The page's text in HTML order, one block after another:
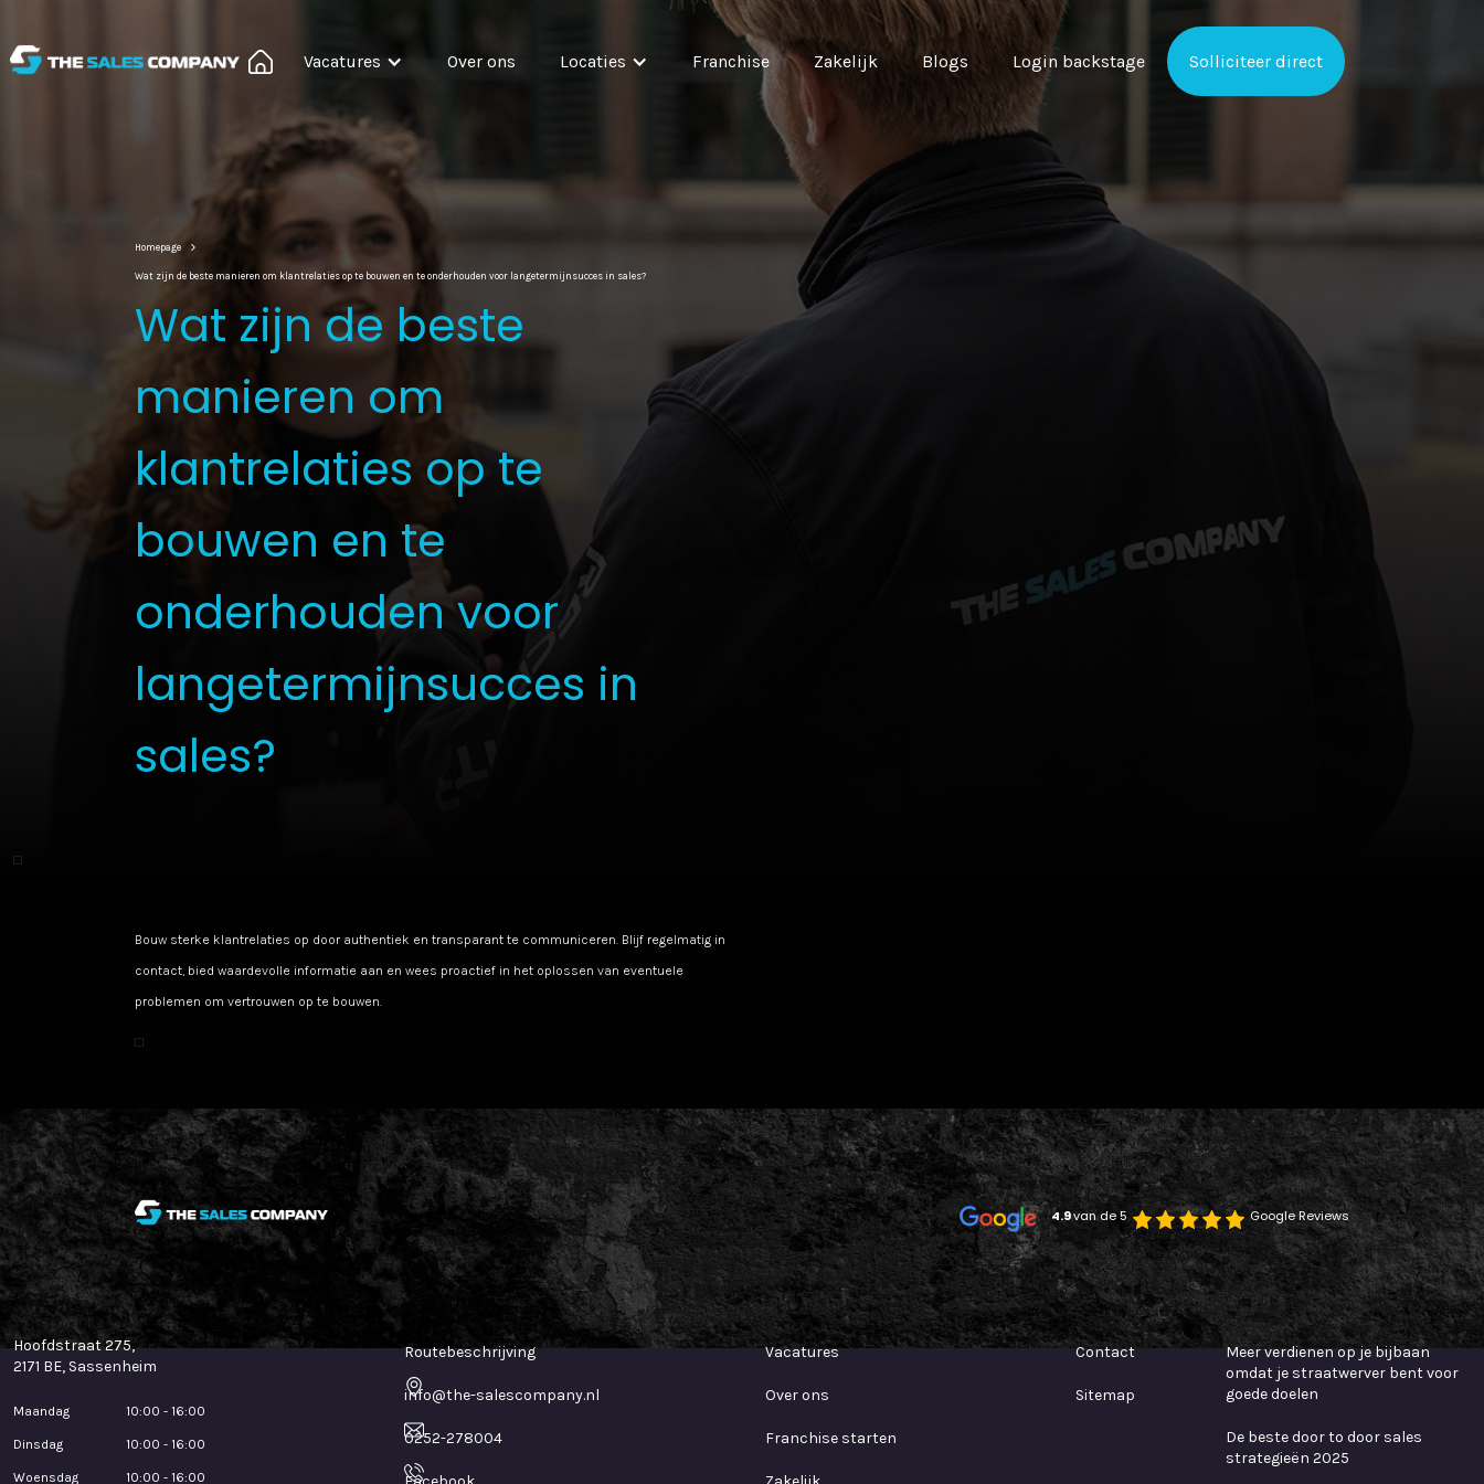
Vacatures Over ons Locaties Franchise Zakelijk Blogs Login backstage Solliciteer direct
Homepage
Wat zijn de beste manieren om klantrelaties op te bouwen en te onderhouden voor langetermijnsucces in sales?
Wat zijn de beste
manieren om
klantrelaties op te
bouwen en te
onderhouden voor
langetermijnsucces in
sales?
Bouw sterke klantrelaties op door authentiek en transparant te communiceren. Blijf regelmatig in
contact, bied waardevolle informatie aan en wees proactief in het oplossen van eventuele
problemen om vertrouwen op te bouwen.
4.9 van de 5 Google Reviews
Klantenservice
Hoofdstraat 275,
2171 BE, Sassenheim
Maandag 10:00 - 16:00
Dinsdag 10:00 - 16:00
Woensdag 10:00 - 16:00
Contact
Routebeschrijving
info@the-salescompany.nl
0252-278004
The Sales company
Vacatures
Over ons
Franchise starten
Handige links
Contact
Sitemap
Populaire blogs
Meer verdienen op je bijbaan
omdat je straatwerver bent voor
goede doelen
De beste door to door sales
strategieën 2025